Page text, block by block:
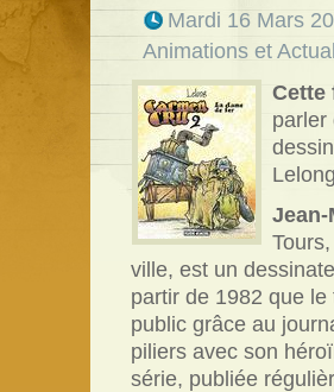
Mardi 16 Mars
Animations et
Cette
parler
ville, est un
partir de 1982 que
public grâce au
piliers avec son
série, publiée